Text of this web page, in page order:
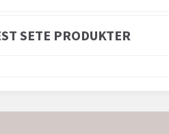
SETE PRODUKTER